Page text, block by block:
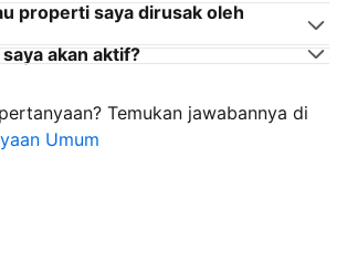
properti saya dirusak oleh
akan aktif?
Temukan jawabannya di
Umum